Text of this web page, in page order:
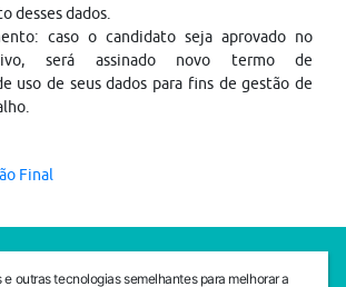
desses dados.
caso o candidato seja aprovado no
será assinado novo termo de
uso de seus dados para fins de gestão de
Final
SEDE CEJAM
outras tecnologias semelhantes para melhorar a